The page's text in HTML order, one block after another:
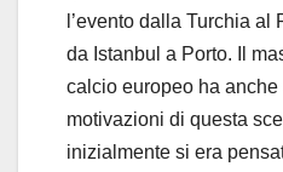
l’evento dalla Turchia
da Istanbul a Porto. Il
calcio europeo ha
motivazioni di questa
inizialmente si era